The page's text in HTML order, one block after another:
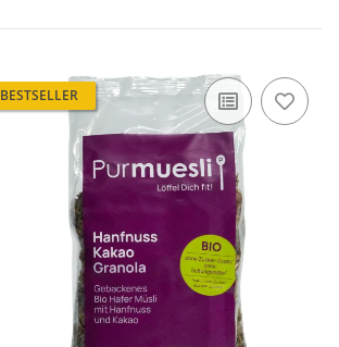
BESTSELLER